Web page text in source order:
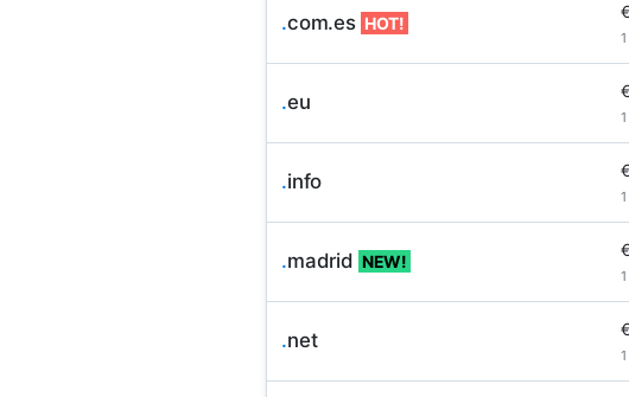
.com.es HOT!
.eu
.info
.madrid NEW!
.net